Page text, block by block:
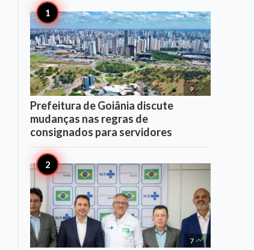
9 
Prefeitura de Goiânia discute
mudanças nas regras de
consignados para servidores
7 